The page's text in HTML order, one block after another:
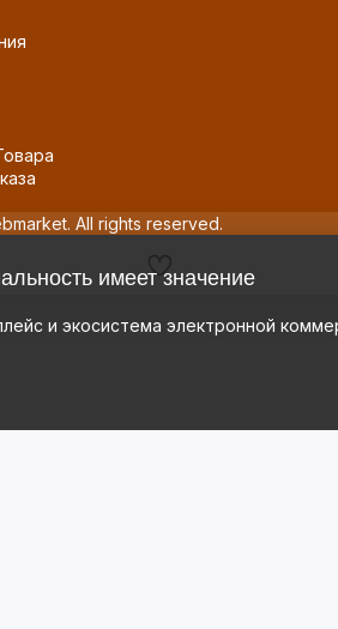
All rights reserved.
имеет значение
и экосистема электронной